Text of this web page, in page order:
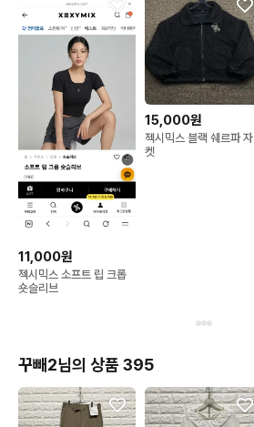
11,000원
젝시믹스 소프트 립 크롭
숏슬리브
15,000원
젝시믹스 블랙 쉐르파 자
켓
꾸빼2님의 상품 395